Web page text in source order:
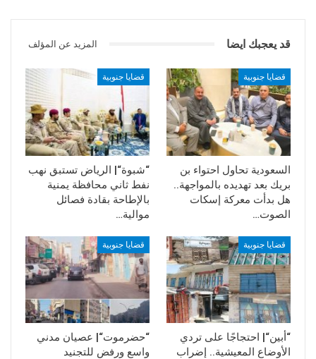
قد يعجبك ايضا المزيد عن المؤلف
قضايا جنوبية
السعودية تحاول احتواء بن
بريك بعد تهديده بالمواجهة..
هل بدأت معركة إسكات
الصوت…
قضايا جنوبية
“شبوة“| الرياض تستبق نهب
نفط ثاني محافظة يمنية
بالإطاحة بقادة فصائل
موالية…
قضايا جنوبية
“أبين“| احتجاجًا على تردي
الأوضاع المعيشية.. إضراب
قضايا جنوبية
“حضرموت“| عصيان مدني
واسع ورفض للتجنيد